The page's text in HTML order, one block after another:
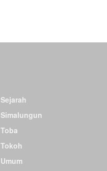
Sejarah
Simalungun
Toba
Tokoh
Umum